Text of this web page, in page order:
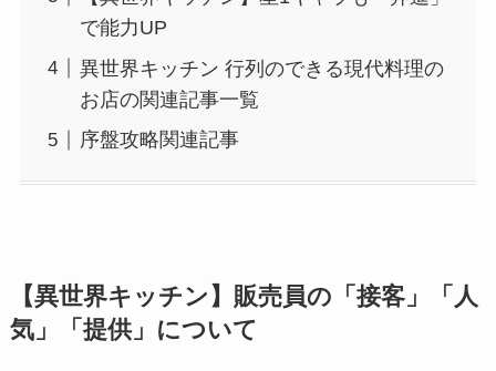
で能力UP
異世界キッチン 行列のできる現代料理の
お店の関連記事一覧
序盤攻略関連記事
【異世界キッチン】販売員の「接客」「人
気」「提供」について